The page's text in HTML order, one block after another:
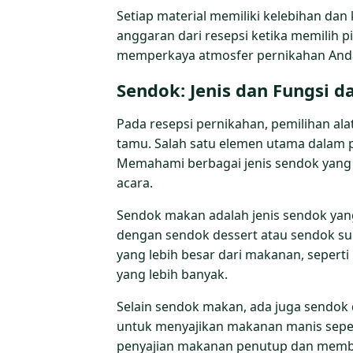
Setiap material memiliki kelebihan
anggaran dari resepsi ketika memilih
memperkaya atmosfer pernikahan
Sendok: Jenis dan Fungsi
Pada resepsi pernikahan, pemilihan
tamu. Salah satu elemen utama
Memahami berbagai jenis sendok
acara.
Sendok makan adalah jenis sendok
dengan sendok dessert atau sendok
yang lebih besar dari makanan,
yang lebih banyak.
Selain sendok makan, ada juga
untuk menyajikan makanan manis
penyajian makanan penutup dan